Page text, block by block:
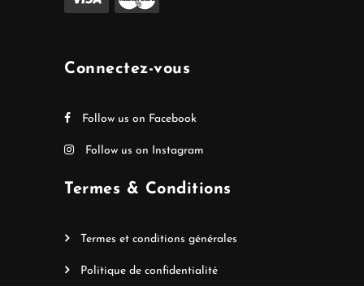
Connectez-vous
Follow us on Facebook
Follow us on Instagram
Termes & Conditions
Termes et conditions générales
Politique de confidentialité